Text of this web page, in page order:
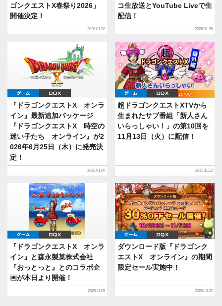
ゴンクエストX春祭り2026」
開催決定！
2026.01.28
コ生放送とYouTube Liveで生
配信！
2026.01.26
ゲーム
『ドラゴンクエストX オンラ
イン』最新追加パッケージ
『ドラゴンクエストX 時空の
迷い子たち オンライン』が2
026年6月25日（木）に発売決
定！
2026.01.06
ゲーム DQX
超ドラゴンクエストXTVから
生まれたサブ番組「新人さん
いらっしゃい！」の第10回を
11月13日（火）に配信！
2025.11.12
ゲーム DQX
『ドラゴンクエストX オンラ
イン』と森永製菓株式会社
『おっとっと』とのコラボ企
画が本日より開催！
2025.11.05
ゲーム DQX
ダウンロード版『ドラゴンク
エストX オンライン』の期間
限定セール実施中！
2025.10.22